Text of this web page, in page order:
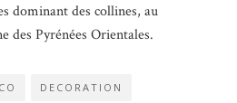
dominant des collines, au
des Pyrénées Orientales.
DECORATION